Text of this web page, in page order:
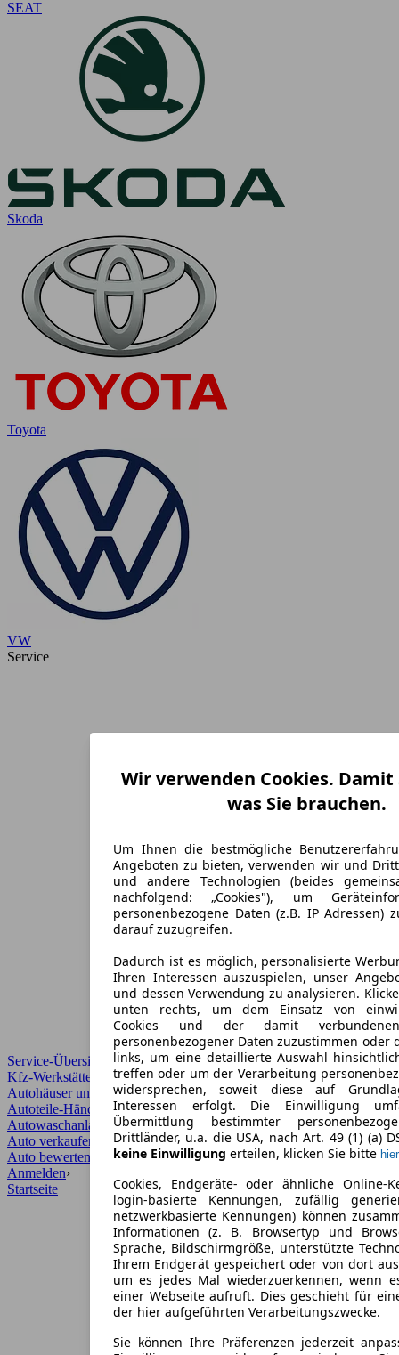
SEAT
Skoda
Toyota
VW
Service
Service-Übersicht
Kfz-Werkstätten
Autohäuser und Händler
Autoteile-Händler
Autowaschanlagen
Auto verkaufen
Auto bewerten
Anmelden›
Wir verwenden Cookies.
was Sie brauchen.
Um Ihnen die bestmögliche
Angeboten zu bieten, verwenden wir und
und andere Technologien (beides
nachfolgend: „Cookies"), um
personenbezogene Daten (z.B. IP Adressen)
darauf zuzugreifen.
Dadurch ist es möglich, personalisierte
Ihren Interessen auszuspielen, unser
und dessen Verwendung zu analysieren.
unten rechts, um dem Einsatz von
Cookies und der damit
personenbezogener Daten zuzustimmen oder
links, um eine detaillierte Auswahl
treffen oder um der Verarbeitung
widersprechen, soweit diese auf
Interessen erfolgt. Die Einwilligung
Übermittlung bestimmter
Drittländer, u.a. die USA, nach Art. 49 (1) (a)
keine Einwilligung erteilen, klicken Sie bitte hier
Cookies, Endgeräte- oder ähnliche Online-
login-basierte Kennungen, zufällig
netzwerkbasierte Kennungen) können
Informationen (z. B. Browsertyp und
Sprache, Bildschirmgröße, unterstützte
Ihrem Endgerät gespeichert oder von dort
um es jedes Mal wiederzuerkennen, wenn
einer Webseite aufruft. Dies geschieht für
der hier aufgeführten Verarbeitungszwecke.
Sie können Ihre Präferenzen jederzeit
Startseite